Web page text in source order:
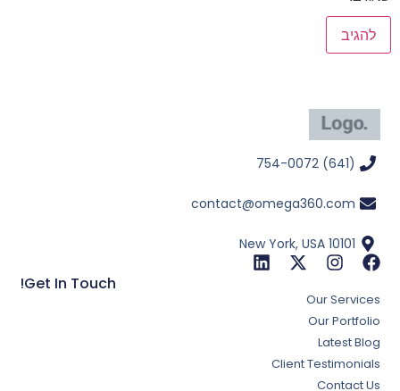
(641) 754-0072
contact@omega360.com
New York, USA 10101
Get In Touch!
Our Services
Our Portfolio
Latest Blog
Client Testimonials
Contact Us